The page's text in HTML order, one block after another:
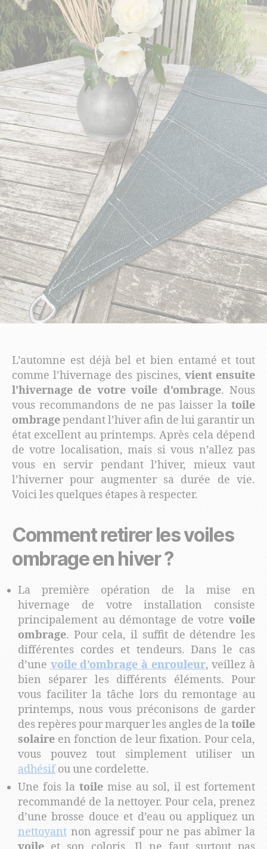
L’automne est déjà bel et bien entamé et tout
comme l’hivernage des piscines, vient ensuite
l’hivernage de votrevoile d’ombrage. Nous
vous recommandons de ne pas laisser la toile
ombragependant l’hiver afin de lui garantir un
état excellent au printemps. Après cela dépend
de votre localisation, mais si vous n’allez pas
vous en servir pendant l’hiver, mieux vaut
l’hiverner pour augmenter sa durée de vie.
Voici les quelques étapes à respecter.
Comment retirer les voiles
ombrage en hiver ?
La première opération de la mise en
hivernage de votre installation consiste
principalement au démontage de votre voile
ombrage. Pour cela, il suffit de détendre les
différentes cordes et tendeurs. Dans le cas
d’une voile d’ombrage à enrouleur, veillez à
bien séparer les différents éléments. Pour
vous faciliter la tâche lors du remontage au
printemps, nous vous préconisons de garder
des repères pour marquer les angles de latoile
solaire en fonction de leur fixation. Pour cela,
vous pouvez tout simplement utiliser un
adhésifou une cordelette.
Une fois la toile mise au sol, il est fortement
recommandé de la nettoyer. Pour cela, prenez
d’une brosse douce et d’eau ou appliquez un
nettoyant non agressif pour ne pas abîmer la